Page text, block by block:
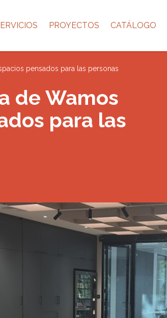
PROYECTOS CATÁLOGO
pensados para las personas
de Wamos
para las